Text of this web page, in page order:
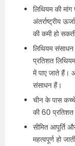
लिथियम की
अंतर्राष्ट्रीय
की कमी हो
लिथियम
प्रतिशत
में पाए जाते हैं।
संसाधन हैं।
चीन के पास कच्चे
की 60 प्रतिशत
सीमित आपूर्ति
महत्वपूर्ण हो